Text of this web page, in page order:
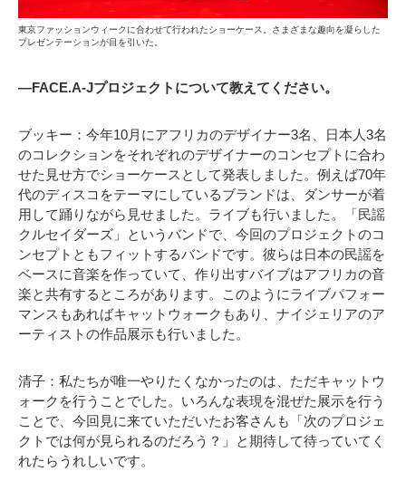
東京ファッションウィークに合わせて行われたショーケース。さまざまな趣向を凝らした
プレゼンテーションが目を引いた。
―FACE.A-Jプロジェクトについて教えてください。
ブッキー：今年10月にアフリカのデザイナー3名、日本人3名
のコレクションをそれぞれのデザイナーのコンセプトに合わ
せた見せ方でショーケースとして発表しました。例えば70年
代のディスコをテーマにしているブランドは、ダンサーが着
用して踊りながら見せました。ライブも行いました。「民謡
クルセイダーズ」というバンドで、今回のプロジェクトのコ
ンセプトともフィットするバンドです。彼らは日本の民謡を
ベースに音楽を作っていて、作り出すバイブはアフリカの音
楽と共有するところがあります。このようにライブパフォー
マンスもあればキャットウォークもあり、ナイジェリアのア
ーティストの作品展示も行いました。
清子：私たちが唯一やりたくなかったのは、ただキャットウ
ォークを行うことでした。いろんな表現を混ぜた展示を行う
ことで、今回見に来ていただいたお客さんも「次のプロジェ
クトでは何が見られるのだろう？」と期待して待っていてく
れたらうれしいです。